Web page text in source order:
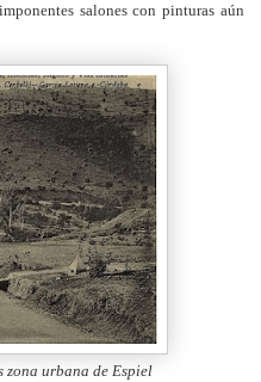
salones con pinturas aún
zona urbana de Espiel